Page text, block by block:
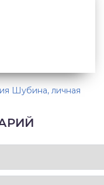
Шубина, личная